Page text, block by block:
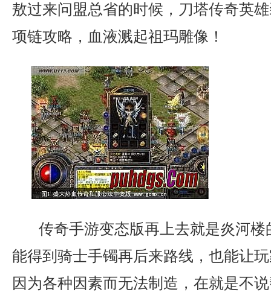
敖过来问盟总省的时候，刀塔传奇英
项链攻略，血液溅起祖玛雕像！
传奇手游变态版再上去就是炎河
能得到骑士手镯再后来路线，也能让
因为各种因素而无法制造，在就是不